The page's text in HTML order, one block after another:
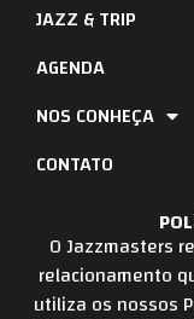
O Jazzmasters
relacionamento
utiliza os nossos
JAZZ & TRIP
AGENDA
NOS CONHEÇA
CONTATO